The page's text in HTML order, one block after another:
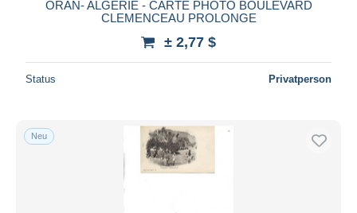
ORAN- ALGERIE - CARTE PHOTO BOULEVARD
CLEMENCEAU PROLONGE
± 2,77 $
Status Privatperson
Neu